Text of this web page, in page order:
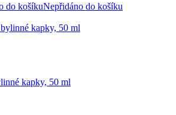
do košíkuNepřidáno do košíku
kapky, 50 ml